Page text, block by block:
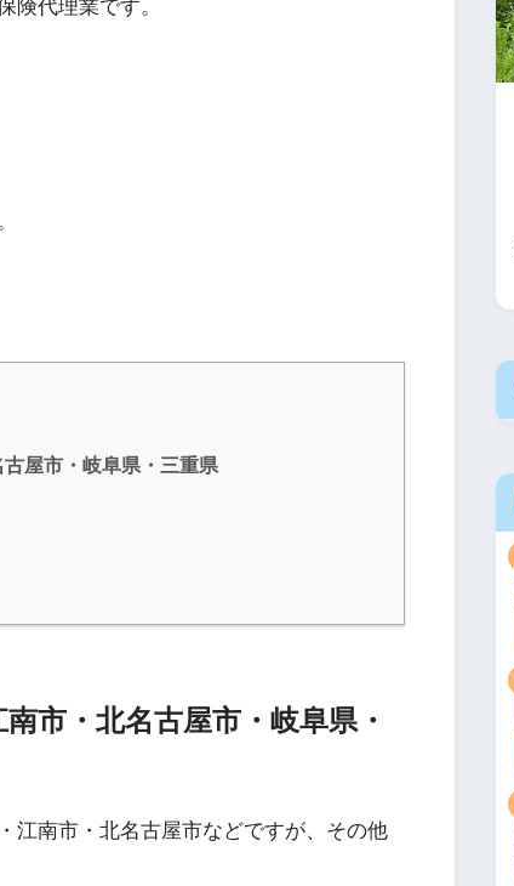
険代理業です。
屋市・岐阜県・三重県
市・北名古屋市・岐阜県・
江南市・北名古屋市などですが、その他